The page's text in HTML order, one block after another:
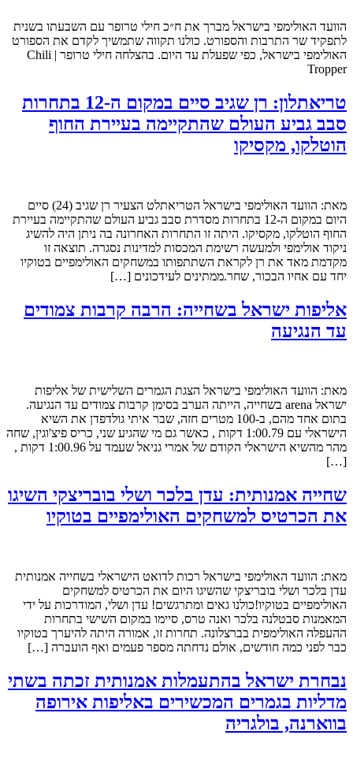
הוועד האולימפי בישראל מברך את ח״כ חילי טרופר עם השבעתו בשנית
לתפקיד שר התרבות והספורט. כולנו תקווה שתמשיך לקדם את הספורט
האולימפי בישראל, כפי שפעלת עד היום. בהצלחה חילי טרופר | Chili
Tropper
טריאתלון: רן שגיב סיים במקום ה-12 בתחרות
סבב גביע העולם שהתקיימה בעיירת החוף
הוטלקו, מקסיקו
מאת: הוועד האולימפי בישראל הטריאתלט הצעיר רן שגיב (24) סיים
היום במקום ה-12 בתחרות מסדרת סבב גביע העולם שהתקיימה בעיירת
החוף הוטלקו, מקסיקו. היתה זו התחרות האחרונה בה ניתן היה להשיג
ניקוד אולימפי ולמעשה רשימת המכסות למדינות נסגרה. תוצאה זו
מקדמת מאד את רן לקראת השתתפותו במשחקים האולימפיים בטוקיו
יחד עם אחיו הבכור, שחר.ממתינים לעידכונים […]
אליפות ישראל בשחייה: הרבה קרבות צמודים
עד הנגיעה
מאת: הוועד האולימפי בישראל הצגת הגמרים השלישית של אליפות
ישראל arena בשחייה, הייתה הערב בסימן קרבות צמודים עד הנגיעה.
בתום אחד מהם, ב-100 מטרים חזה, שבר איתי גולדפדן את השיא
הישראלי עם 1:00.79 דקות , כאשר גם מי שהגיע שני, כריס פיצ'וגין, שחה
מהר מהשיא הישראלי הקודם של אמרי גניאל שעמד על 1:00.96 דקות ,
[…]
שחייה אמנותית: עדן בלכר ושלי בובריצקי השיגו
את הכרטיס למשחקים האולימפיים בטוקיו
מאת: הוועד האולימפי בישראל רכות לדואט הישראלי בשחייה אמנותית
עדן בלכר ושלי בובריצקי שהשיגו היום את הכרטיס למשחקים
האולימפיים בטוקיו!כולנו גאים ומתרגשים! עדן ושלי, המודרכות על ידי
המאמנות סבטלנה בלכר ואנה טרס, סיימו במקום השישי בתחרות
ההעפלה האולימפית בברצלונה. תחרות זו, אמורה היתה להיערך בטוקיו
כבר לפני כמה חודשים, אולם נדחתה מספר פעמים ואף הועברה […]
נבחרת ישראל בהתעמלות אמנותית זכתה בשתי
מדליות בגמרים המכשירים באליפות אירופה
בווארנה, בולגריה